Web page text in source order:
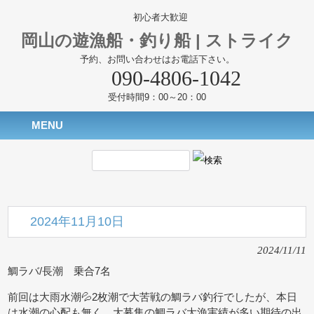
初心者大歓迎
岡山の遊漁船・釣り船 | ストライク
予約、お問い合わせはお電話下さい。
090-4806-1042
受付時間9：00～20：00
MENU
2024年11月10日
2024/11/11
鯛ラバ/長潮 乗合7名
前回は大雨水潮💦2枚潮で大苦戦の鯛ラバ釣行でしたが、本日